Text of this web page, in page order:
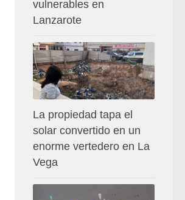
vulnerables en
Lanzarote
La propiedad tapa el
solar convertido en un
enorme vertedero en La
Vega